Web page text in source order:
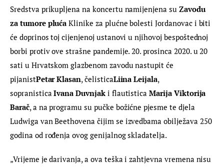
Sredstva prikupljena na koncertu namijenjena su Zavodu
za tumore pluća Klinike za plućne bolesti Jordanovac i biti
će doprinos toj cijenjenoj ustanovi u njihovoj bespoštednoj
borbi protiv ove strašne pandemije. 20. prosinca 2020. u 20
sati u Hrvatskom glazbenom zavodu nastupit će
pijanistPetar Klasan, čelisticaLiina Leijala,
sopranistica Ivana Duvnjak i flautistica Marija Viktorija
Barač, a na programu su pučke božićne pjesme te djela
Ludwiga van Beethovena čijim se izvedbama obilježava 250
godina od rođenja ovog genijalnog skladatelja.
„Vrijeme je darivanja, a ova teška i zahtjevna vremena nisu